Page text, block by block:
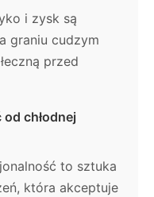
i zysk są
graniu cudzym
przed
chłodnej
to sztuka
która akceptuje